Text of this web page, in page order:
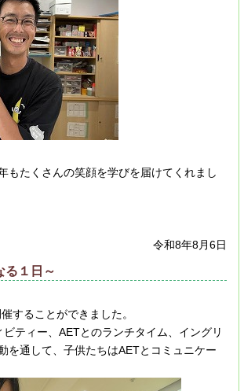
もたくさんの笑顔を学びを届けてくれまし
令和8年8月6日
る１日～
することができました。
ティー、AETとのランチタイム、イングリ
を通して、子供たちはAETとコミュニケー